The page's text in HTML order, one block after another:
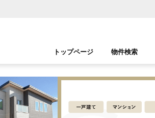
トップページ 物件検索
千葉エリア